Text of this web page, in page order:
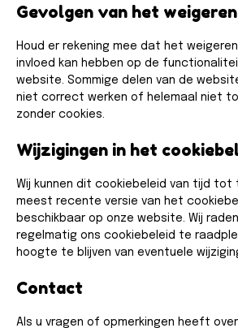
Gevolgen van het
Houd er rekening mee dat het
invloed kan hebben op de
website. Sommige delen van de
niet correct werken of helemaal niet
zonder cookies.
Wijzigingen in het
Wij kunnen dit cookiebeleid van tijd tot
meest recente versie van het
beschikbaar op onze website. Wij
regelmatig ons cookiebeleid te
hoogte te blijven van eventuele
Contact
Als u vragen of opmerkingen heeft